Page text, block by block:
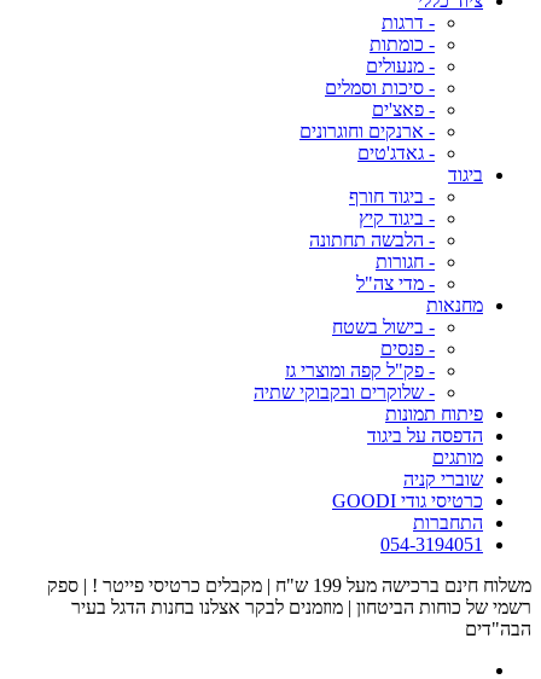
- דרגות
- כומתות
- מנעולים
- סיכות וסמלים
- פאצ'ים
- ארנקים וחוגרונים
- גאדג'טים
ביגוד
- ביגוד חורף
- ביגוד קיץ
- הלבשה תחתונה
- חגורות
- מדי צה"ל
מחנאות
- בישול בשטח
- פנסים
- פק"ל קפה ומוצרי גז
- שלוקרים ובקבוקי שתיה
פיתוח תמונות
הדפסה על ביגוד
מותגים
שוברי קניה
כרטיסי גודי GOODI
התחברות
054-3194051
משלוח חינם ברכישה מעל 199 ש"ח | מקבלים כרטיסי פייטר ! | ספק
רשמי של כוחות הביטחון | מוזמנים לבקר אצלנו בחנות הדגל בעיר
הבה"דים